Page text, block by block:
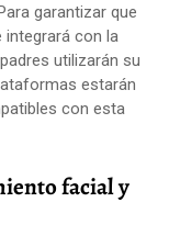
garantizar que
integrará con la
utilizarán su
estarán
con esta
facial y